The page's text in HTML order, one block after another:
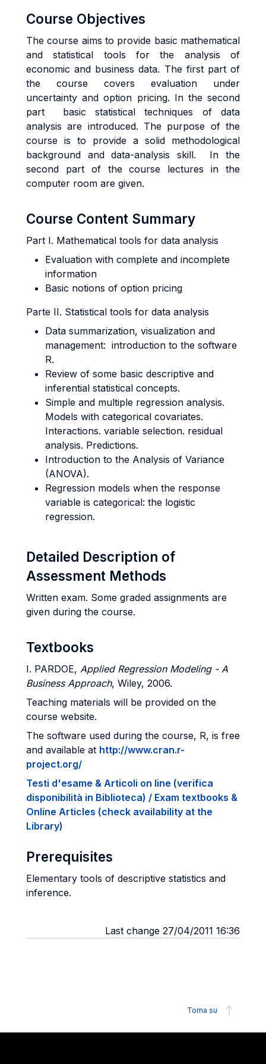
Course Objectives
The course aims to provide basic mathematical
and statistical tools for the analysis of
economic and business data. The first part of
the course covers evaluation under
uncertainty and option pricing. In the second
part basic statistical techniques of data
analysis are introduced. The purpose of the
course is to provide a solid methodological
background and data-analysis skill. In the
second part of the course lectures in the
computer room are given.
Course Content Summary
Part I. Mathematical tools for data analysis
Evaluation with complete and incomplete
information
Basic notions of option pricing
Parte II. Statistical tools for data analysis
Data summarization, visualization and
management: introduction to the software
R.
Review of some basic descriptive and
inferential statistical concepts.
Simple and multiple regression analysis.
Models with categorical covariates.
Interactions. variable selection. residual
analysis. Predictions.
Introduction to the Analysis of Variance
(ANOVA).
Regression models when the response
variable is categorical: the logistic
regression.
Detailed Description of
Assessment Methods
Written exam. Some graded assignments are
given during the course.
Textbooks
I. PARDOE, Applied Regression Modeling - A
Business Approach, Wiley, 2006.
Teaching materials will be provided on the
course website.
The software used during the course, R, is free
and available at http://www.cran.r-
project.org/
Testi d'esame & Articoli on line (verifica
disponibilità in Biblioteca) / Exam textbooks &
Online Articles (check availability at the
Library)
Prerequisites
Elementary tools of descriptive statistics and
inference.
Last change 27/04/2011 16:36
Torna su